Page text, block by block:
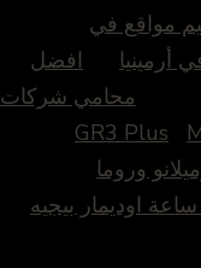
مواقع في
افضل
محامي شركات
GR3 Plus
وروما
ساعة اوديمار بيجيه